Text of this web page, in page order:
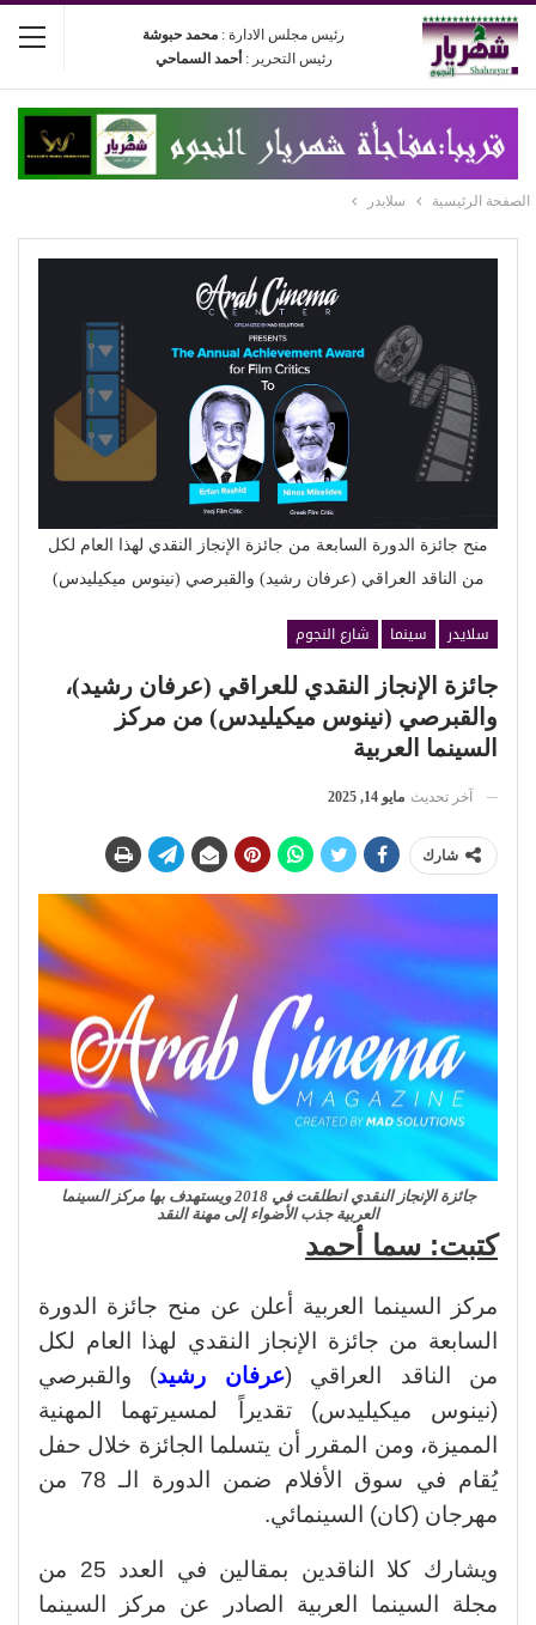
رئيس مجلس الادارة : محمد حبوشة
رئيس التحرير : أحمد السماحي
الصفحة الرئيسية سلايدر
منح جائزة الدورة السابعة من جائزة الإنجاز النقدي لهذا العام لكل
من الناقد العراقي (عرفان رشيد) والقبرصي (نينوس ميكيليدس)
سلايدر سينما
شارع النجوم
جائزة الإنجاز النقدي للعراقي (عرفان رشيد)،
والقبرصي (نينوس ميكيليدس) من مركز
السينما العربية
آخر تحديث مايو 14, 2025
شارك
جائزة الإنجاز النقدي انطلقت في 2018 ويستهدف بها مركز السينما
العربية جذب الأضواء إلى مهنة النقد
كتبت: سما أحمد
مركز السينما العربية أعلن عن منح جائزة الدورة
السابعة من جائزة الإنجاز النقدي لهذا العام لكل
من الناقد العراقي (عرفان رشيد) والقبرصي
(نينوس ميكيليدس) تقديراً لمسيرتهما المهنية
المميزة، ومن المقرر أن يتسلما الجائزة خلال حفل
يُقام في سوق الأفلام ضمن الدورة الـ 78 من
مهرجان (كان) السينمائي.
ويشارك كلا الناقدين بمقالين في العدد 25 من
مجلة السينما العربية الصادر عن مركز السينما